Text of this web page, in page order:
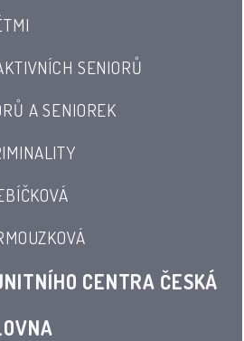
SENIORŮ
A SENIOREK
CENTRA ČESKÁ